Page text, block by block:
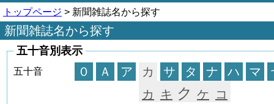
トップページ > 新聞雑誌名から探す
新聞雑誌名から探す
五十音別表示
五十音 ０ Ａ ア カ サ タ ナ ハ マ
カ
キ ク ケ コ